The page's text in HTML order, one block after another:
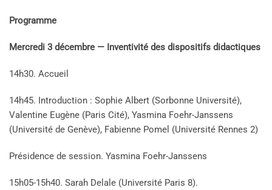
Programme
Mercredi 3 décembre — Inventivité des dispositifs didactiques
14h30. Accueil
14h45. Introduction : Sophie Albert (Sorbonne Université),
Valentine Eugène (Paris Cité), Yasmina Foehr-Janssens
(Université de Genève), Fabienne Pomel (Université Rennes 2)
Présidence de session. Yasmina Foehr-Janssens
15h05-15h40. Sarah Delale (Université Paris 8).